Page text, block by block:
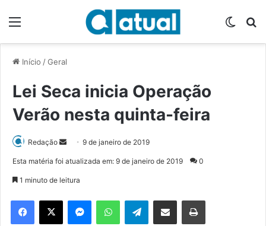
Início /Geral
Lei Seca inicia Operação
Verão nesta quinta-feira
Redação
d
e
9 de janeiro de 2019
Esta matéria foi atualizada em: 9 de janeiro de 2019 0
1 minuto de leitura
Telegram